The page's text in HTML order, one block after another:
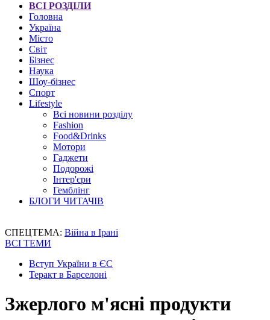
ВСІ РОЗДІЛИ
Головна
Україна
Місто
Світ
Бізнес
Наука
Шоу-бізнес
Спорт
Lifestyle
Всі новини розділу
Fashion
Food&Drinks
Мотори
Гаджети
Подорожі
Інтер'єри
Гемблінг
БЛОГИ ЧИТАЧІВ
СПЕЦТЕМА: Війна в Ірані
ВСІ ТЕМИ
Вступ України в ЄС
Теракт в Барселоні
Зжерлого м'ясні продукти